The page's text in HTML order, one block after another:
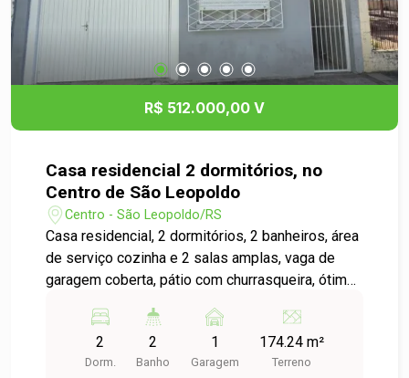
R$ 512.000,00 V
Casa residencial 2 dormitórios, no
Centro de São Leopoldo
Centro - São Leopoldo/RS
Casa residencial, 2 dormitórios, 2 banheiros, área
de serviço cozinha e 2 salas amplas, vaga de
garagem coberta, pátio com churrasqueira, ótima
uma visita
2
Dorm.
2
Banho
1
Garagem
174.24 m²
Terreno